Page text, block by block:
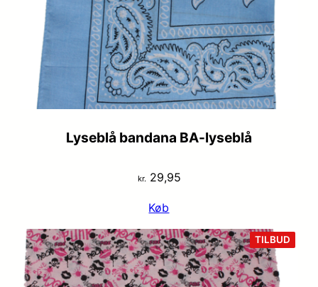
Lyseblå bandana BA-lyseblå
kr.29,95
Køb
TILBUD
PÅ